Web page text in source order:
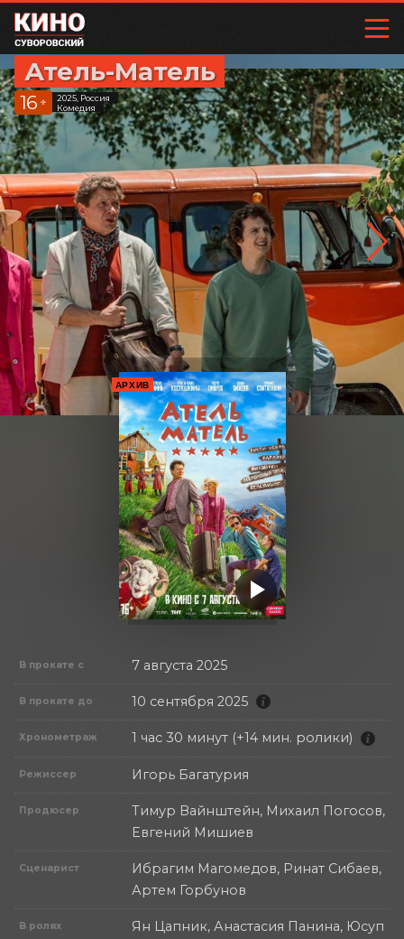
Атель-Матель
16 +
2025, Россия
Комедия
АРХИВ
В прокате с 7 августа 2025
В прокате до 10 сентября 2025
Хронометраж 1 час 30 минут (+14 мин. ролики)
Режиссер Игорь Багатурия
Продюсер
Тимур Вайнштейн, Михаил Погосов,
Евгений Мишиев
Сценарист
Ибрагим Магомедов, Ринат Сибаев,
Артем Горбунов
В ролях
Ян Цапник, Анастасия Панина, Юсуп